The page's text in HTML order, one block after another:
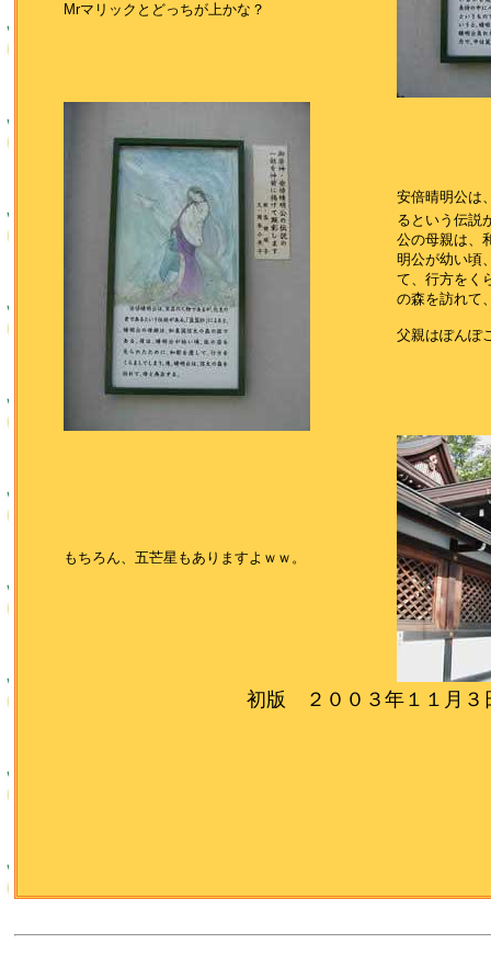
Mrマリックとどっちが上かな？
安倍晴明公は
るという伝説
公の母親は、
明公が幼い頃
て、行方をく
の森を訪れて
父親はぽんぽ
もちろん、五芒星もありますよｗｗ。
初版 ２００３年１１月３